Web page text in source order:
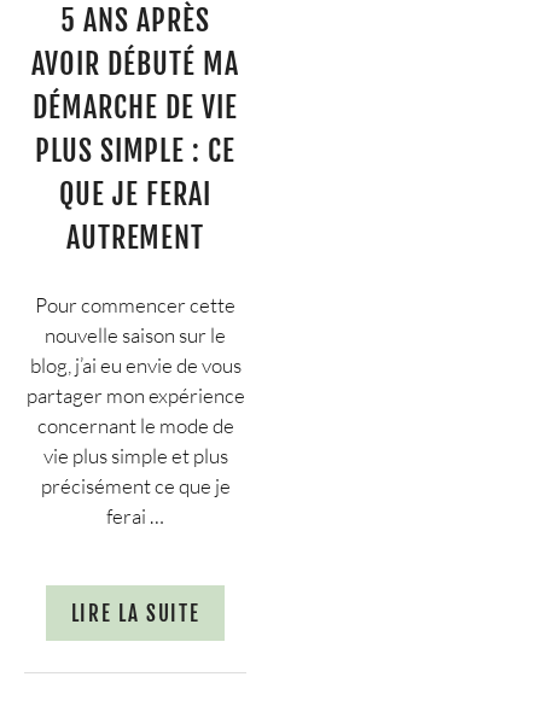
5 ANS APRÈS
AVOIR DÉBUTÉ MA
DÉMARCHE DE VIE
PLUS SIMPLE : CE
QUE JE FERAI
AUTREMENT
Pour commencer cette
nouvelle saison sur le
blog, j’ai eu envie de vous
partager mon expérience
concernant le mode de
vie plus simple et plus
précisément ce que je
ferai …
LIRE LA SUITE